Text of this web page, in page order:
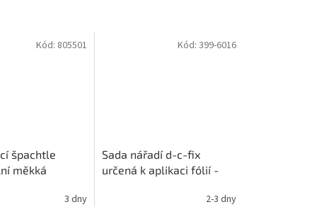
špachtle
měkká
3 dny
Kód: 805501
Sada nářadí d-c-fix
určená k aplikaci fólií -
2-3 dny
Kód: 399-6016